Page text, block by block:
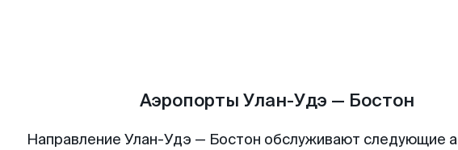
Аэропорты Улан-Удэ — Бостон
Направление Улан-Удэ — Бостон обслуживают следующие